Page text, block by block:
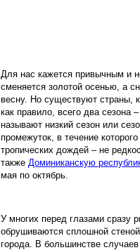
Для нас кажется привычным и
сменяется золотой осенью, а
весну. Но существуют страны,
как правило, всего два сезона
называют низкий сезон или
промежуток, в течение
тропических дождей – не
также Доминиканскую
мая по октябрь.
У многих перед глазами сразу
обрушиваются сплошной
города. В большинстве